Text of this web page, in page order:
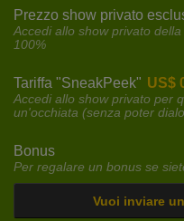
Prezzo show privato
Accedi allo show privato
100%
Tariffa "SneakPeek" US$
Accedi allo show privato per
un'occhiata (senza poter
Bonus
Per regalare un bonus se
Vuoi inviare